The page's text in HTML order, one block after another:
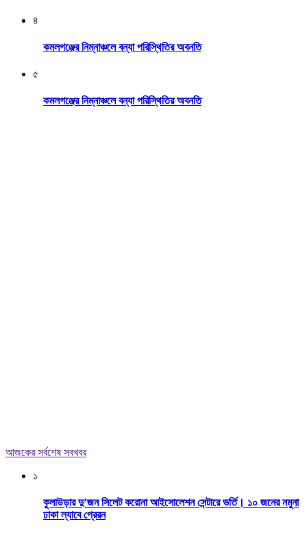
৪
কমলগঞ্জের নিম্নাঞ্চলে বন্যা পরিস্থিতির অবনতি
৫
কমলগঞ্জের নিম্নাঞ্চলে বন্যা পরিস্থিতির অবনতি
আজকের সর্বশেষ সবখবর
১
কুলাউড়ার দু’জন সিলেট করোনা আইসোলেশন সেন্টারে ভর্তি। ১০ জনের নমুনা
ঢাকা ল্যাবে প্রেরন